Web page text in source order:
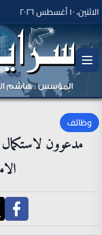
الاثنين، ١٠ أغسطس ٢٠٢٦
وظائف
مدعوون